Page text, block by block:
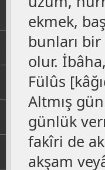
ekmek,
bunları
olur.
Fülûs
Altmış
günlük
fakîri de
akşam